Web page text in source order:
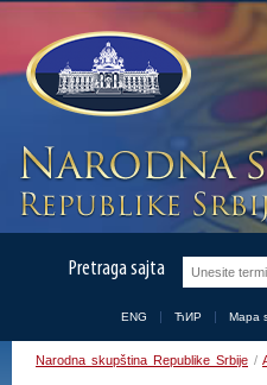
Pretraga sajta
ENG ЋИР Mapa
Narodna skupština Republike Srbije /